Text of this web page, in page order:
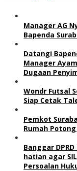
Manager AG
Bapenda
Datangi
Manager
Dugaan
Wondr Futsal
Siap Cetak
Pemkot
Rumah
Banggar
hatian agar
Persoalan